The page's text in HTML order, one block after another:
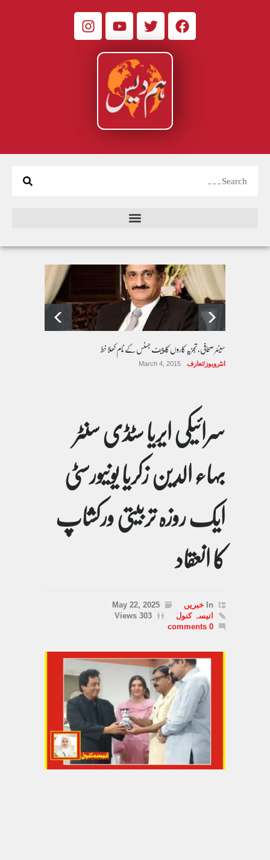
سینئر صحافی، تجزیہ کاروں کا چیف جسٹس کے نام کھلا خط
انٹرویوز/تعارف March 4, 2015
سرائیکی ایریا سٹڈی سنٹر
بہاء الدین زکریا یونیورسٹی
ایک روزہ تربیتی ورکشاپ
کا انعقاد
In خبریں
May 22, 2025
انیسہ کنول
303 Views
0 comments